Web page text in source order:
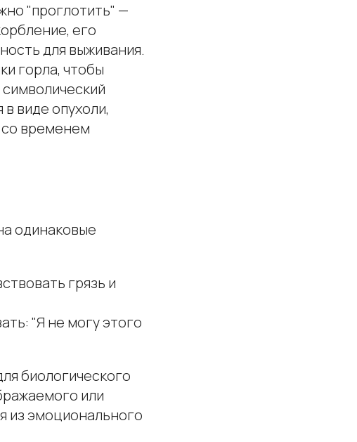
"проглотить" —
его
для выживания.
горла, чтобы
виде опухоли,
со временем
одинаковые
грязь и
"Я не могу этого
биологического
или
из эмоционального